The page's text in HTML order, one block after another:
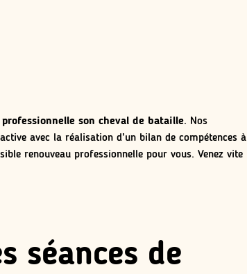
son cheval de bataille. Nos
avec la réalisation d’un bilan de compétences à
renouveau professionnelle pour vous. Venez vite
séances de